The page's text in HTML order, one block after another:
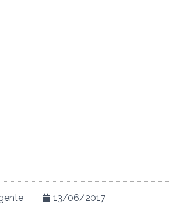
13/06/2017